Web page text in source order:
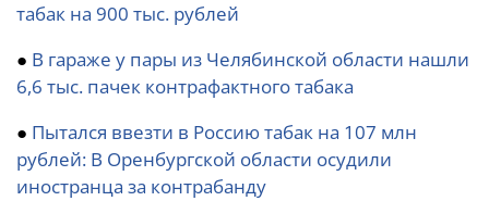
табак на 900 тыс. рублей
● В гараже у пары из Челябинской области нашли
6,6 тыс. пачек контрафактного табака
● Пытался ввезти в Россию табак на 107 млн
рублей: В Оренбургской области осудили
иностранца за контрабанду